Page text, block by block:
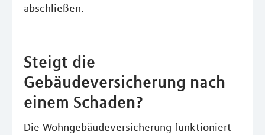
abschließen.
Steigt die
Gebäudeversicherung nach
einem Schaden?
Die Wohngebäudeversicherung funktioniert